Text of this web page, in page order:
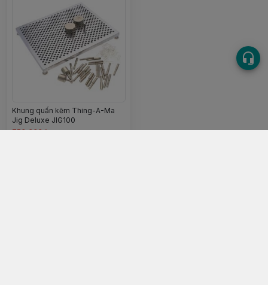
Khung quấn kẽm Thing-A-Ma
Jig Deluxe JIG100
750.000đ